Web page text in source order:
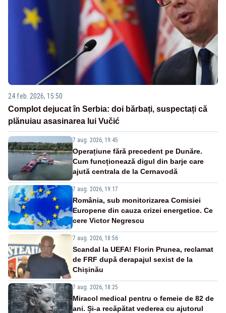
24 feb. 2026, 15:50
Complot dejucat în Serbia: doi bărbați, suspectați că
plănuiau asasinarea lui Vučić
7 aug. 2026, 19:45
Operațiune fără precedent pe Dunăre.
Cum funcționează digul din barje care
ajută centrala de la Cernavodă
7 aug. 2026, 19:17
România, sub monitorizarea Comisiei
Europene din cauza crizei energetice. Ce
cere Victor Negrescu
7 aug. 2026, 18:56
Scandal la UEFA! Florin Prunea, reclamat
de FRF după derapajul sexist de la
Chișinău
7 aug. 2026, 18:25
Miracol medical pentru o femeie de 82 de
ani. Și-a recăpătat vederea cu ajutorul